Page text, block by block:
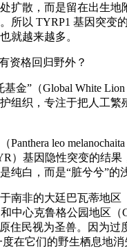
扩散，而是留在出生地
所以 TYRP1 基因突变
就越来越多。
资格回归野外？
金”（Global White Lion
组织，专注于把人工繁
Panthera leo
）基因隐性突变的结果
纯白，而是“脏兮兮”的
南非的大廷巴瓦蒂地区
中心克鲁格公园地区（
住民视为圣兽。因为过
在它们的野生栖息地消